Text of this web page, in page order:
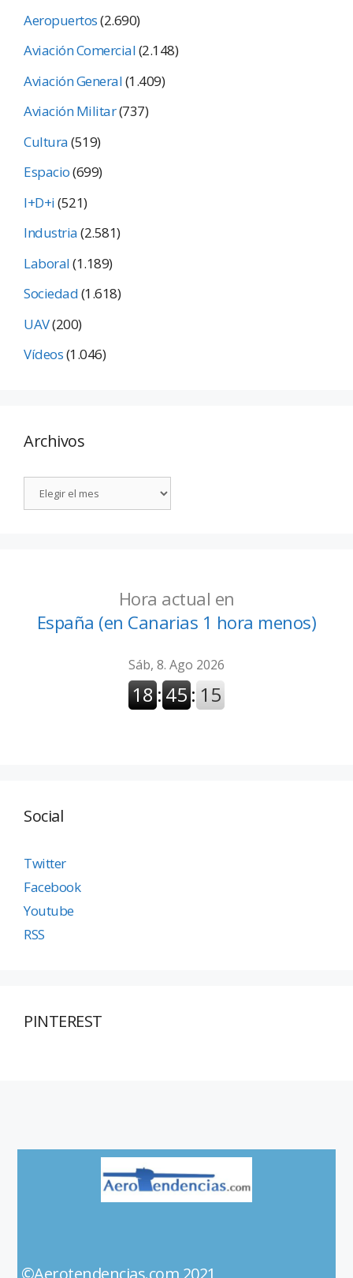
Aeropuertos(2.690)
Aviación Comercial(2.148)
Aviación General(1.409)
Aviación Militar(737)
Cultura(519)
Espacio(699)
I+D+i(521)
Industria(2.581)
Laboral(1.189)
Sociedad(1.618)
UAV(200)
Vídeos(1.046)
Archivos
Hora actual en
España (en Canarias 1 hora menos)
Social
Twitter
Facebook
Youtube
RSS
PINTEREST
©Aerotendencias.com 2021